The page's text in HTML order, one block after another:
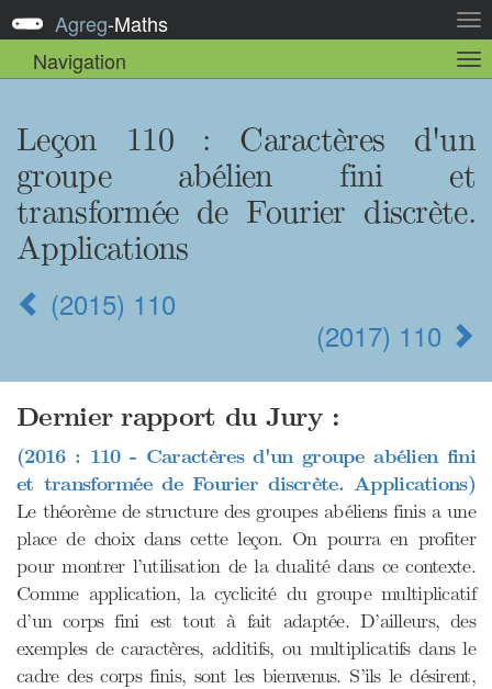
la
Agreg-Maths
Navigation
la
Leçon 110 : Caractères d'un
groupe abélien fini et
transformée de Fourier discrète.
Applications
(2015) 110
(2017) 110
Dernier rapport du Jury :
(2016 : 110 - Caractères d'un groupe abélien fini
et transformée de Fourier discrète. Applications)
Le théorème de structure des groupes abéliens finis a une
place de choix dans cette leçon. On pourra en profiter
pour montrer l’utilisation de la dualité dans ce contexte.
Comme application, la cyclicité du groupe multiplicatif
d’un corps fini est tout à fait adaptée. D’ailleurs, des
exemples de caractères, additifs, ou multiplicatifs dans le
cadre des corps finis, sont les bienvenus. S’ils le désirent,